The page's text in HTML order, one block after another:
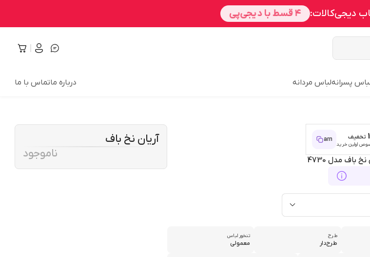
پسرانهلباس مردانه درباره ماتماس با ما
تخفیف
اولین خرید
arn
باف مدل 4730
طرح
طرح‌دار
تنخور لباس
معمولی
آریان نخ باف
ناموجود